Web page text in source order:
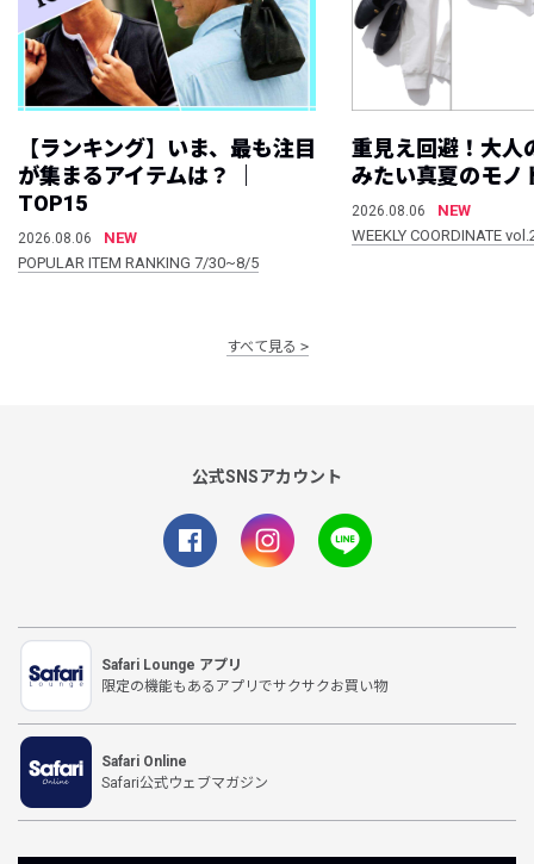
【ランキング】いま、最も注目
が集まるアイテムは？ ｜
TOP15
2026.08.06
NEW
POPULAR ITEM RANKING 7/30~8/5
重見え回避！大人
みたい真夏のモノ
2026.08.06
NEW
WEEKLY COORDINATE
すべて見る
公式SNSアカウント
Safari Lounge アプリ
限定の機能もあるアプリでサクサクお買い物
Safari Online
Safari公式ウェブマガジン